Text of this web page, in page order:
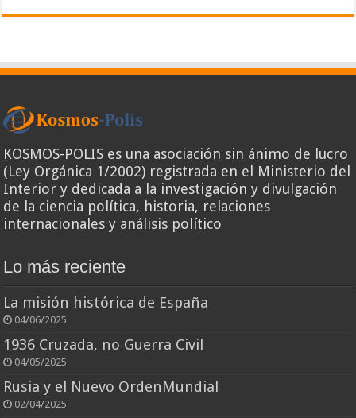
KOSMOS-POLIS es una asociación sin ánimo de lucro
(Ley Orgánica 1/2002) registrada en el Ministerio del
Interior y dedicada a la investigación y divulgación
de la ciencia política, historia, relaciones
internacionales y análisis político
Lo más reciente
La misión histórica de España
04/06/2025
1936 Cruzada, no Guerra Civil
04/05/2025
Rusia y el Nuevo OrdenMundial
02/04/2025